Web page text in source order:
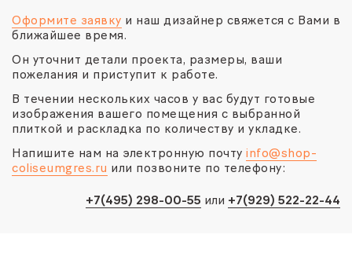
Оформите заявку и наш дизайнер свяжется с Вами в
ближайшее время.
Он уточнит детали проекта, размеры, ваши
пожелания и приступит к работе.
В течении нескольких часов у вас будут готовые
изображения вашего помещения с выбранной
плиткой и раскладка по количеству и укладке.
Напишите нам на электронную почту info@shop-
coliseumgres.ru или позвоните по телефону:
+7(495) 298-00-55 или +7(929) 522-22-44